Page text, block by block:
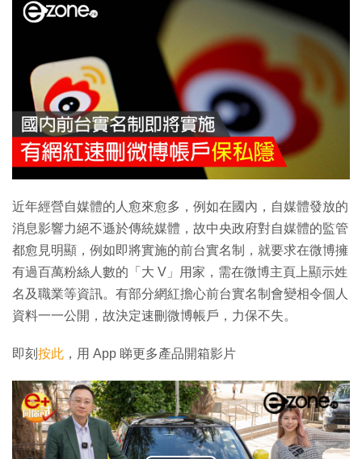
近年經營自媒體的人愈來愈多，例如在國內，自媒體發放的
消息影響力絕不遜於傳統媒體，故中央政府對自媒體的監管
都愈見明顯，例如即將實施的前台實名制，就要求在微博擁
有過百萬粉絲人數的「大 V」用家，需在微博主頁上顯示姓
名及職業等資訊。有部分網紅擔心前台實名制會變相令個人
資料一一公開，故決定速刪微博帳戶，力保不失。
即刻 按此 ，用 App 睇更多產品開箱影片